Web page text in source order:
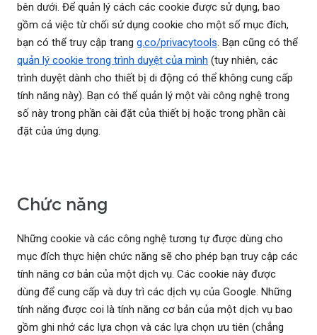
bên dưới. Để quản lý cách các cookie được sử dụng, bao
gồm cả việc từ chối sử dụng cookie cho một số mục đích,
bạn có thể truy cập trang g.co/privacytools. Bạn cũng có thể
quản lý cookie trong trình duyệt của mình (tuy nhiên, các
trình duyệt dành cho thiết bị di động có thể không cung cấp
tính năng này). Bạn có thể quản lý một vài công nghệ trong
số này trong phần cài đặt của thiết bị hoặc trong phần cài
đặt của ứng dụng.
Chức năng
Những cookie và các công nghệ tương tự được dùng cho
mục đích thực hiện chức năng sẽ cho phép bạn truy cập các
tính năng cơ bản của một dịch vụ. Các cookie này được
dùng để cung cấp và duy trì các dịch vụ của Google. Những
tính năng được coi là tính năng cơ bản của một dịch vụ bao
gồm ghi nhớ các lựa chọn và các lựa chọn ưu tiên (chẳng